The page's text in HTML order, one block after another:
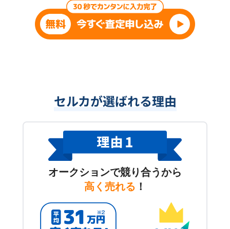
セルカが選ばれる理由
オークションで競り合うから
高く売れる ！